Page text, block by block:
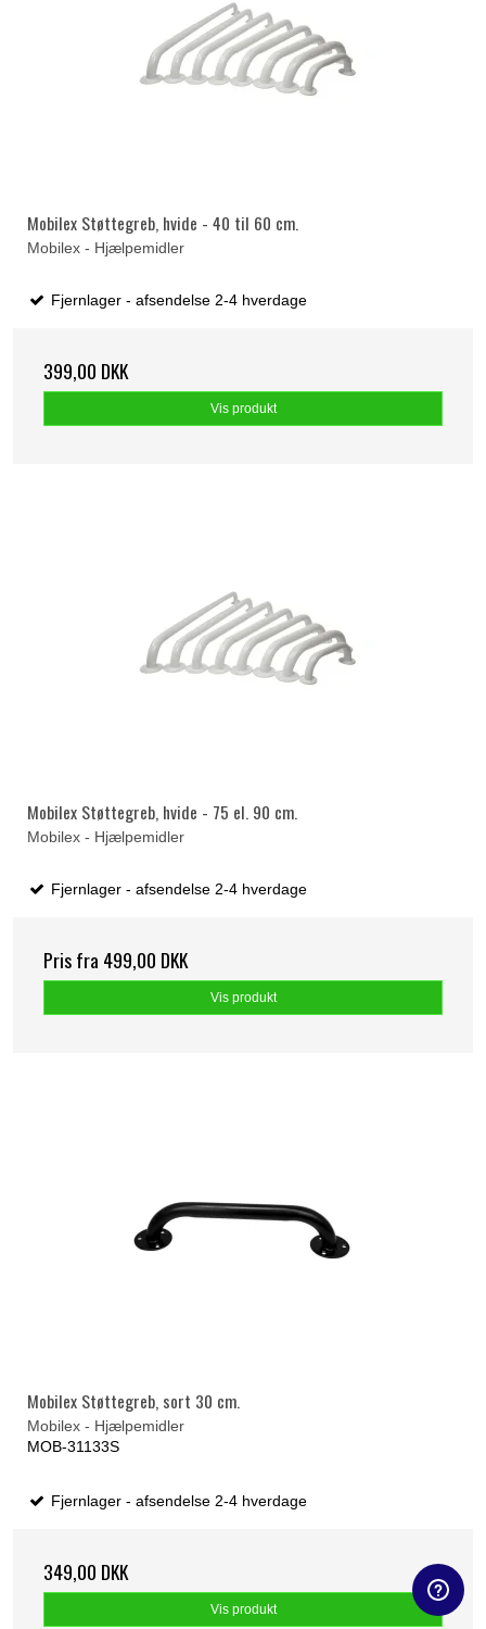
Mobilex Støttegreb, hvide - 40 til 60 cm.
Mobilex - Hjælpemidler
Fjernlager - afsendelse 2-4 hverdage
399,00 DKK
Vis produkt
Mobilex Støttegreb, hvide - 75 el. 90 cm.
Mobilex - Hjælpemidler
Fjernlager - afsendelse 2-4 hverdage
Pris fra 499,00 DKK
Vis produkt
Mobilex Støttegreb, sort 30 cm.
Mobilex - Hjælpemidler
MOB-31133S
Fjernlager - afsendelse 2-4 hverdage
349,00 DKK
Vis produkt